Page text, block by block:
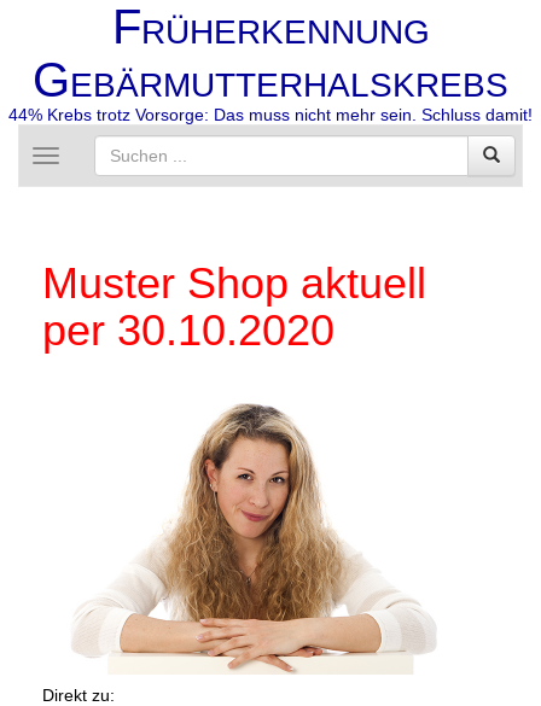
FRÜHERKENNUNG
GEBÄRMUTTERHALSKREBS
44% Krebs trotz Vorsorge: Das muss nicht mehr sein. Schluss damit!
Toggle
navigation
Muster Shop aktuell
per 30.10.2020
Direkt zu: